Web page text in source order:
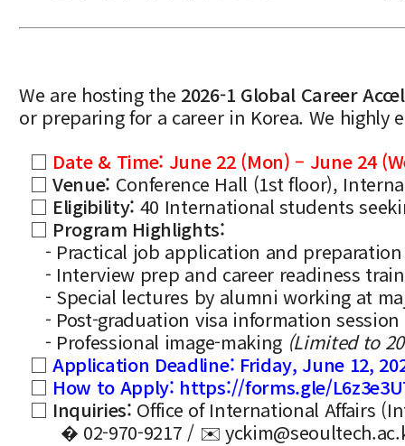
We are hosting the 2026-1 Global Career
or preparing for a career in Korea. We
□ Date & Time: June 22 (Mon) – June 24
□ Venue: Conference Hall (1st floor),
□ Eligibility: 40 International students
□ Program Highlights:
- Practical job application and preparation
- Interview prep and career readiness
- Special lectures by alumni working at
- Post-graduation visa information session
- Professional image-making (Limited to
□ Application Deadline: Friday, June 12,
□ How to Apply: https://forms.gle/
□ Inquiries: Office of International Affairs
� 02-970-9217 / ✉️